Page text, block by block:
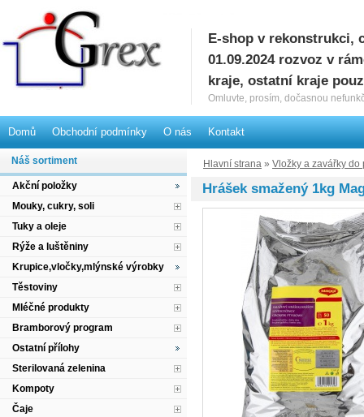
Hlavní strana » Vložky a zavářky do
Hrášek smažený 1kg
Náš sortiment
Akční položky
Mouky, cukry, soli
Tuky a oleje
Rýže a luštěniny
Krupice,vločky,mlýnské výrobky
Těstoviny
Mléčné produkty
Bramborový program
Ostatní přílohy
Sterilovaná zelenina
Kompoty
Čaje
G
E-shop v rekonstrukci,
01.09.2024 rozvoz v
kraje, ostatní kraje
Omluvte, prosím, dočasnou
Domů Obchodní podmínky O nás Kontakt